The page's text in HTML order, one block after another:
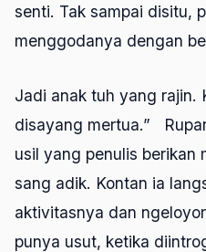
senti. Tak sampai disitu,
menggodanya dengan
Jadi anak tuh yang rajin.
disayang mertua.”
usil yang penulis berikan
sang adik. Kontan ia
aktivitasnya dan
punya usut, ketika